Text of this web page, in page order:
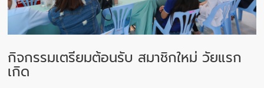
กิจกรรมเตรียมต้อนรับ สมาชิกใหม่ วัยแรก
เกิด